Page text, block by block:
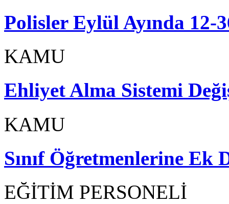
Polisler Eylül Ayında 12-
KAMU
Ehliyet Alma Sistemi
KAMU
Sınıf Öğretmenlerine Ek
EĞİTİM PERSONELİ